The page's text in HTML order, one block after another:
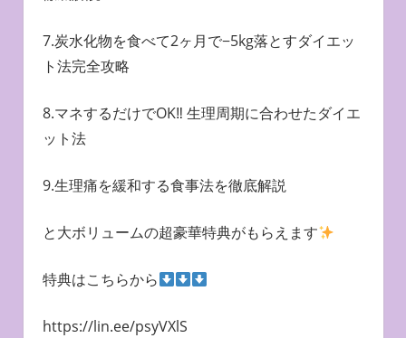
7.炭水化物を食べて2ヶ月で−5kg落とすダイエッ
ト法完全攻略
8.マネするだけでOK‼︎ 生理周期に合わせたダイエ
ット法
9.生理痛を緩和する食事法を徹底解説
と大ボリュームの超豪華特典がもらえます
特典はこちらから
https://lin.ee/psyVXlS